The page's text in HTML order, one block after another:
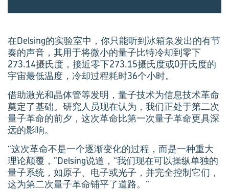
在Delsing的实验室中，你只能听到冰箱泵发出的有节
奏的声音，其用于将微小的量子比特冷却到零下
273.14摄氏度，接近零下273.15摄氏度或0开氏度的
宇宙最低温度，冷却过程耗时36个小时。
借助激光和晶体管等发明，量子技术为信息技术革命
奠定了基础。研究人员现在认为，我们正处于第二次
量子革命的前夕，这次革命比第一次量子革命更具深
远的影响。
“这次革命不是一个逐渐变化的过程，而是一种重大
理论颠覆，”Delsing说道，“我们现在可以操纵单独的
量子系统，如原子、电子或光子，并完全控制它们，
这为第二次量子革命铺平了道路。”